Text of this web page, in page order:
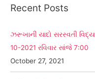
Recent Posts
ઝરૂખાની યાદો સરસ્વતી
10-2021 રવિવાર સાંજે 7:00
October 27, 2021